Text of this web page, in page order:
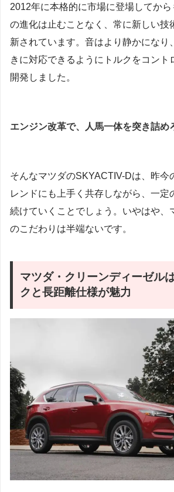
2012年に本格的に市場に登場してか
の進化は止むことなく、常に新しい技
新されています。音はより静かになり
きに対応できるようにトルクをコント
開発しました。
エンジン改革で、人馬一体を突き詰め
そんなマツダのSKYACTIV-Dは、昨今
レンドにも上手く共存しながら、一定
続けていくことでしょう。いやはや、
のこだわりは半端ないです。
マツダ・クリーンディーゼル
クと長距離仕様が魅力